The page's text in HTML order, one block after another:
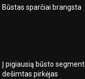
Būstas sparčiai brangsta
Į pigiausią būsto
dešimtas pirkėjas